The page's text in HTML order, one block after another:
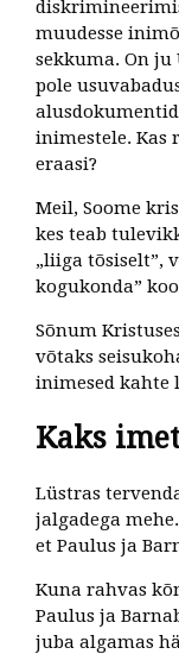
muudesse
sekkuma. On ju
pole
inimestele. Kas
eraasi?
Meil, Soome
kes teab
„liiga tõsiselt”,
kogukonda”
Sõnum
võtaks
inimesed kahte
Kaks
Lüstras
jalgadega
et Paulus ja
Kuna rahvas
Paulus ja
juba algamas